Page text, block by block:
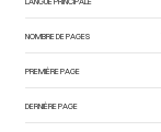
NOMBRE DE PAGES
PREMIÈRE PAGE
DERNIÈRE PAGE